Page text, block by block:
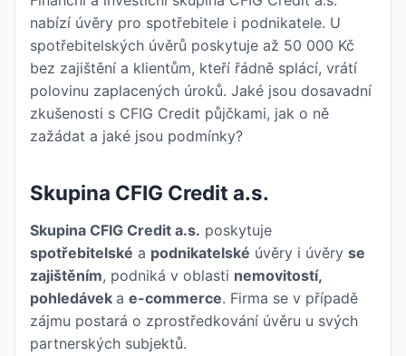
nabízí úvěry pro spotřebitele i podnikatele. U
spotřebitelských úvěrů poskytuje až 50 000 Kč
bez zajištění a klientům, kteří řádně splácí, vrátí
polovinu zaplacených úroků. Jaké jsou dosavadní
zkušenosti s CFIG Credit půjčkami, jak o ně
zažádat a jaké jsou podmínky?
Skupina CFIG Credit a.s.
Skupina CFIG Credit a.s. poskytuje
spotřebitelské a podnikatelské úvěry i úvěry se
zajištěním, podniká v oblasti nemovitostí,
pohledávek a e-commerce. Firma se v případě
zájmu postará o zprostředkování úvěru u svých
partnerských subjektů.